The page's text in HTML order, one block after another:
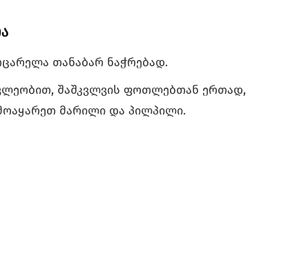
თანაბარ ნაჭრებად.
შაშკვლვის ფოთლებთან ერთად,
მარილი და პილპილი.